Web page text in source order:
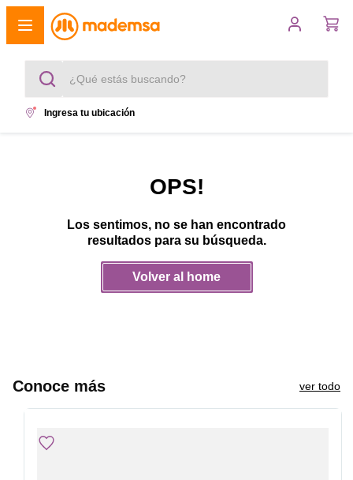
¿Qué estás buscando?
refrigerador
Ingresa tu ubicación
OPS!
Los sentimos, no se han encontrado
resultados para su búsqueda.
Volver al home
Conoce más ver todo